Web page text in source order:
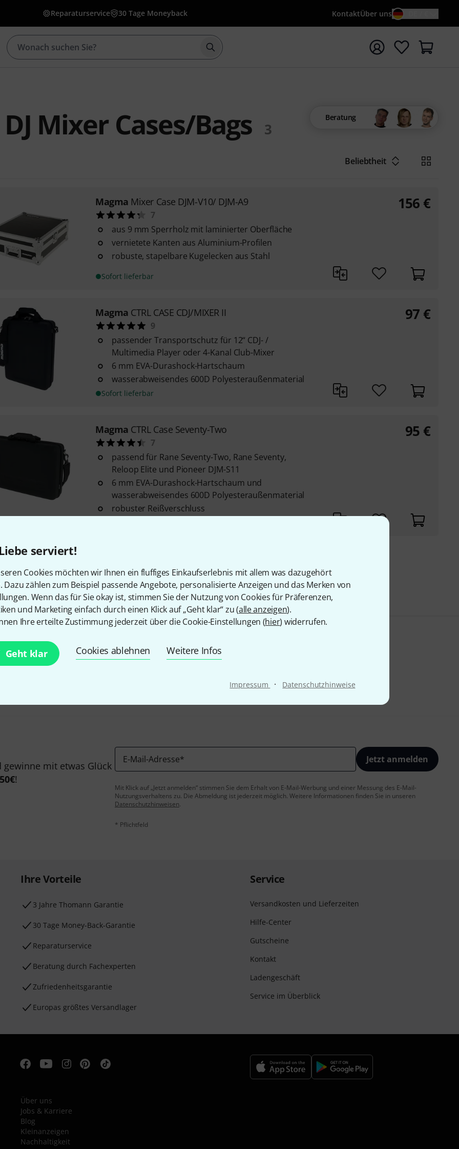
serviert!
Cookies möchten wir Ihnen ein fluffiges Einkaufserlebnis mit allem was dazugehört
Dazu zählen zum Beispiel passende Angebote, personalisierte Anzeigen und das Merken von
Wenn das für Sie okay ist, stimmen Sie der Nutzung von Cookies für Präferenzen,
und Marketing einfach durch einen Klick auf „Geht klar“ zu (alle anzeigen).
Ihre erteilte Zustimmung jederzeit über die Cookie-Einstellungen (hier) widerrufen.
Geht klar Cookies ablehnen Weitere Infos
Impressum · Datenschutzhinweise
Reparaturservice 30 Tage Moneyback KontaktÜber uns
Suche mit Suchwort {searchTerm} starten
Mixer Cases/Bags 3
Beratung
Beliebtheit
Magma Mixer Case DJM-V10/ DJM-A9
7
aus 9 mm Sperrholz mit laminierter Oberfläche
vernietete Kanten aus Aluminium-Profilen
robuste, stapelbare Kugelecken aus Stahl
Sofort lieferbar
156 €
Magma CTRL CASE CDJ/MIXER II
9
passender Transportschutz für 12“ CDJ- /
Multimedia Player oder 4-Kanal Club-Mixer
6 mm EVA-Durashock-Hartschaum
wasserabweisendes 600D Polyesteraußenmaterial
Sofort lieferbar
97 €
Magma CTRL Case Seventy-Two
7
passend für Rane Seventy-Two, Rane Seventy,
Reloop Elite und Pioneer DJM-S11
6 mm EVA-Durashock-Hartschaum und
wasserabweisendes 600D Polyesteraußenmaterial
robuster Reißverschluss
95 €
Alle Preise inkl. MwSt.
Gefällt Ihnen, was Sie sehen?
mit etwas Glück
50€!
E-Mail-Adresse* Jetzt anmelden
Mit Klick auf „Jetzt anmelden“ stimmen Sie dem Erhalt von E-Mail-Werbung und einer Messung des E-Mail-
Nutzungsverhaltens zu. Die Abmeldung ist jederzeit möglich. Weitere Informationen finden Sie in unseren
Datenschutzhinweisen.
* Pflichtfeld
Ihre Vorteile
3 Jahre Thomann Garantie
30 Tage Money-Back-Garantie
Reparaturservice
Beratung durch Fachexperten
Zufriedenheitsgarantie
Europas größtes Versandlager
Service
Versandkosten und Lieferzeiten
Hilfe-Center
Gutscheine
Kontakt
Ladengeschäft
Service im Überblick
Über uns
Jobs & Karriere
Blog
Kleinanzeigen
Nachhaltigkeit